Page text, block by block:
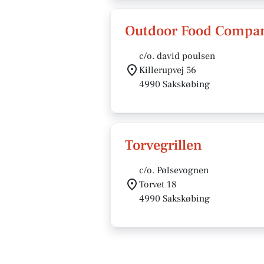
Outdoor Food
c/o. david poulsen
Killerupvej 56
4990 Sakskøbing
Torvegrillen
c/o. Pølsevognen
Torvet 18
4990 Sakskøbing